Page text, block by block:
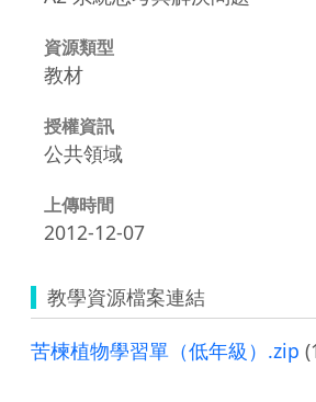
資源類型
教材
授權資訊
公共領域
上傳時間
2012-12-07
教學資源檔案連結
苦楝植物學習單（低年級）.zip